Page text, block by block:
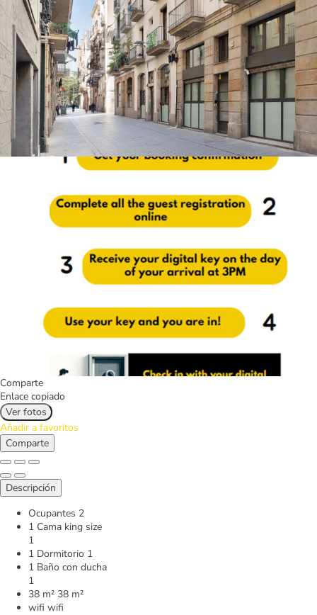
Comparte
Enlace copiado
Ver fotos
Añadir a favoritos
Comparte
Descripción
Ocupantes 2
1 Cama king size
1
1 Dormitorio 1
1 Baño con ducha
1
38 m² 38 m²
wifi wifi